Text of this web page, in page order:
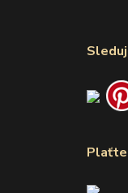
Plaťte